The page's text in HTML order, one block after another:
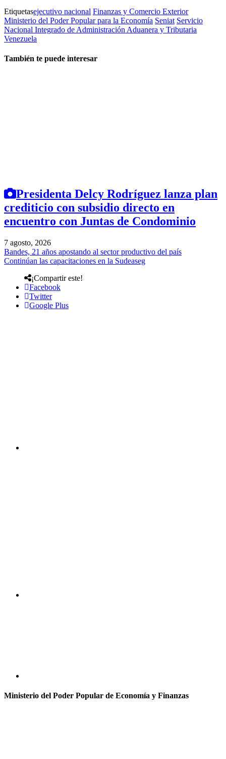
Etiquetasejecutivo nacional Finanzas y Comercio Exterior
Ministerio del Poder Popular para la Economía Seniat Servicio
Nacional Integrado de Administración Aduanera y Tributaria
Venezuela
También te puede interesar
Presidenta Delcy Rodríguez lanza plan
crediticio con subsidio directo en
encuentro con Juntas de Condominio
7 agosto, 2026
Bandes, 21 años apostando al sector productivo del país
Continúan las capacitaciones en la Sudeaseg
¡Compartir este!
Facebook
Twitter
Google Plus
Ministerio del Poder Popular de Economía y Finanzas